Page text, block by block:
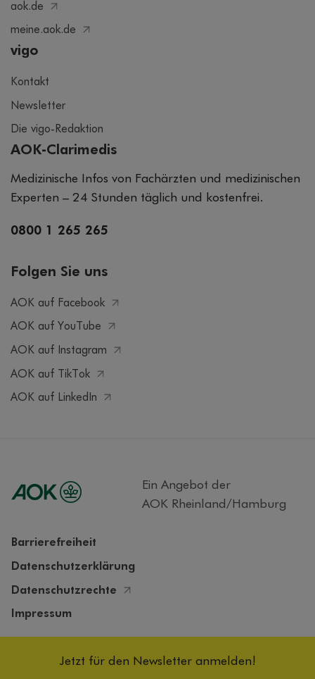
aok.de
meine.aok.de
vigo
Kontakt
Newsletter
Die vigo-Redaktion
AOK-Clarimedis
Medizinische Infos von Fachärzten und medizinischen
Experten – 24 Stunden täglich und kostenfrei.
0800 1 265 265
Folgen Sie uns
AOK auf Facebook
AOK auf YouTube
AOK auf Instagram
AOK auf TikTok
AOK auf LinkedIn
Ein Angebot der
AOK Rheinland/Hamburg
Barrierefreiheit
Datenschutzerklärung
Datenschutzrechte
Impressum
Jetzt für den Newsletter anmelden!